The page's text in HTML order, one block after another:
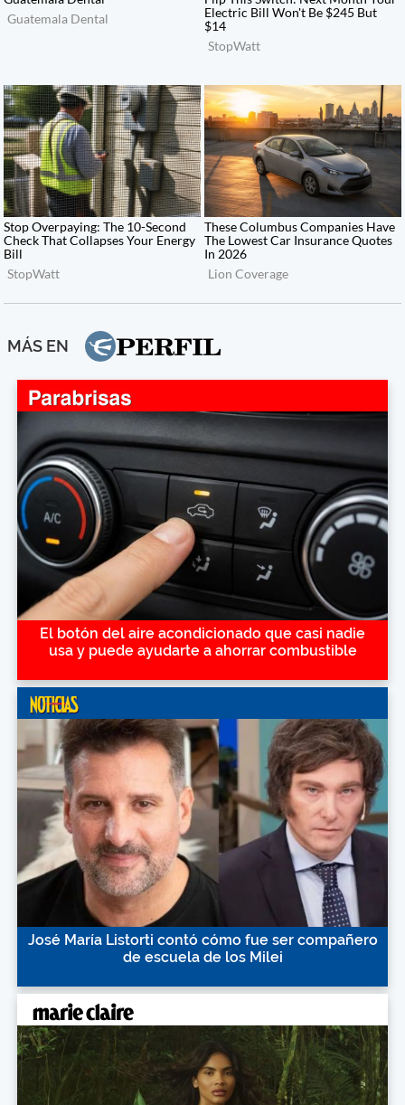
MÁS EN
El botón del aire acondicionado que casi nadie
usa y puede ayudarte a ahorrar combustible
José María Listorti contó cómo fue ser compañero
de escuela de los Milei